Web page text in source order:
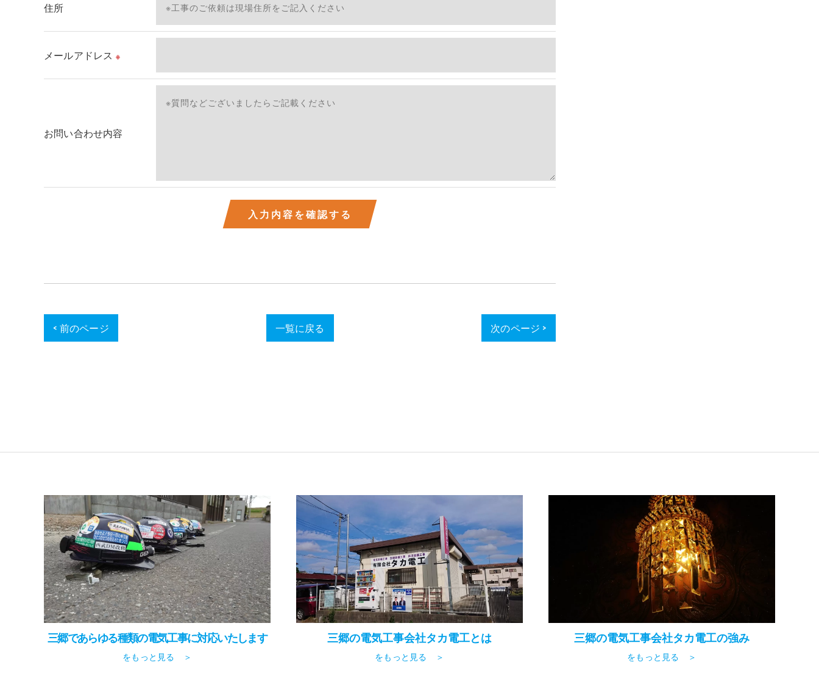
了承ください。
＜個人情報の開示･訂正・削除･利用停止の手続について＞
ご本人である事を確認のうえ、対応させて頂きます。
個人情報の開示･訂正･削除・利用停止の具体的手続きにつきましては、お電話でお問合せ下さい。v
住所
メールアドレス ※
お問い合わせ内容
< 前のページ 一覧に戻る 次のページ >
三郷であらゆる種類の電気工事に対応いたします
をもっと見る ＞
三郷の電気工事会社タカ電工とは
をもっと見る ＞
三郷の電気工事会社タカ電工の強み
をもっと見る ＞